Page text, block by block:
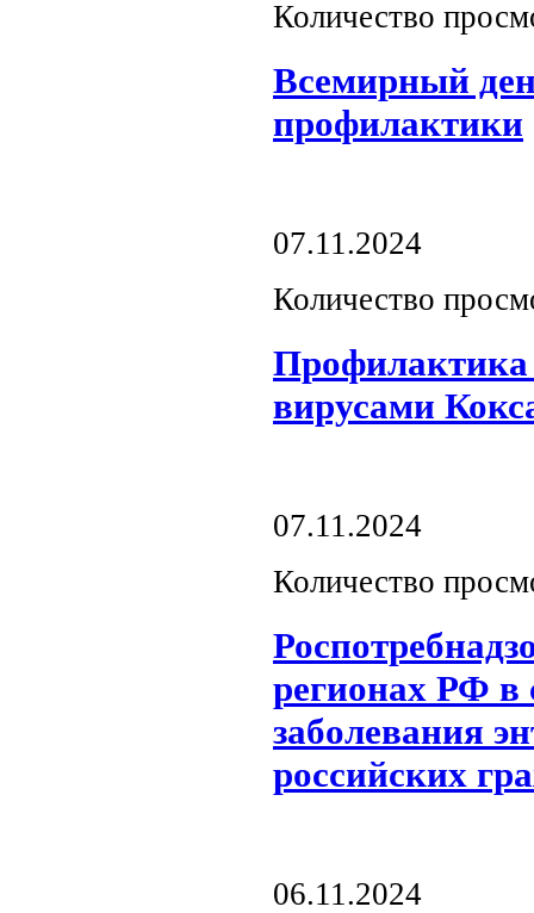
Количество
Всемирный
профилактики
07.11.2024
Количество
вирусами
07.11.2024
Количество
регионах РФ в
заболевания
российских
06.11.2024